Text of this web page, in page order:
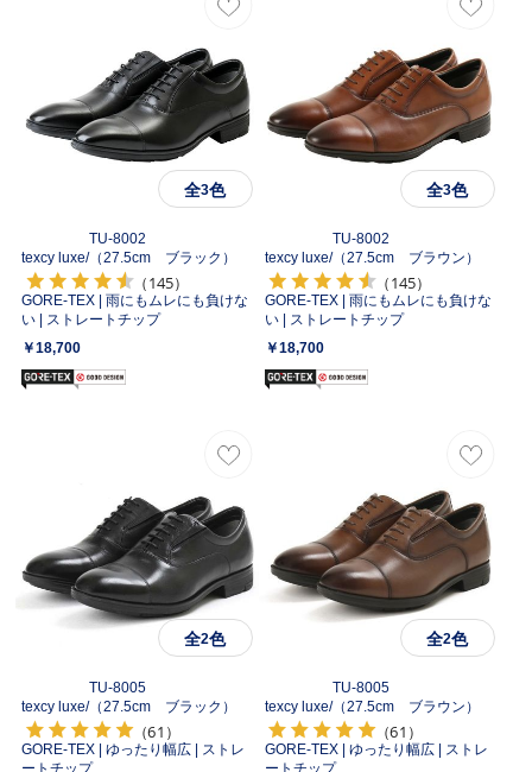
全3色
texcy luxe/
TU-8002
（27.5cm ブラック）
（145）
GORE-TEX | 雨にもムレにも負けな
い | ストレートチップ
￥18,700
全3色
texcy luxe/
TU-8002
（27.5cm ブラウン）
（145）
GORE-TEX | 雨にもムレにも負けな
い | ストレートチップ
￥18,700
全2色
texcy luxe/
TU-8005
（27.5cm ブラック）
（61）
GORE-TEX | ゆったり幅広 | ストレ
ートチップ
全2色
texcy luxe/
TU-8005
（27.5cm ブラウン）
（61）
GORE-TEX | ゆったり幅広 | ストレ
ートチップ